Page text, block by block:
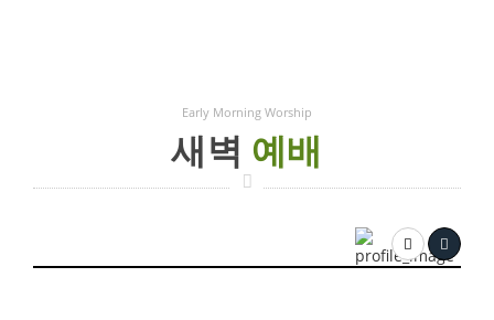
Early Morning Worship
새벽 예배